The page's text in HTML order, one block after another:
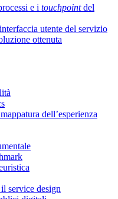
e i touchpointdel
utente del servizio
ottenuta
dell’esperienza
service design